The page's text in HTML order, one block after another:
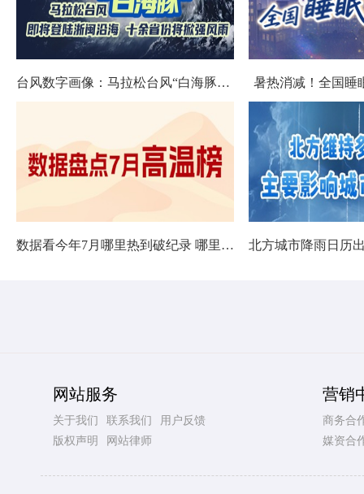
台风数字画像：马拉松台风“白海豚”将影响十余省份 暑热消减！全国睡
数据看今年7月哪里热到破纪录 哪里暑热连轴转
网站服务
关于我们 联系我们
用户反馈
版权声明
网站律师
营销
商务合
媒资合